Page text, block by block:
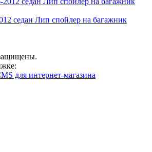
седан Лип спойлер на багажник